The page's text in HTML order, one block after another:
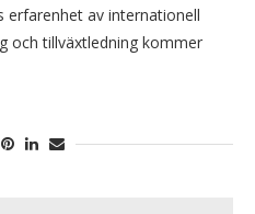
erfarenhet av internationell
och tillväxtledning kommer